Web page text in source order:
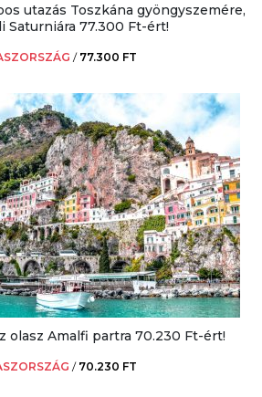
utazás Toszkána gyöngyszemére,
Saturniára 77.300 Ft-ért!
/ 77.300 FT
olasz Amalfi partra 70.230 Ft-ért!
/ 70.230 FT